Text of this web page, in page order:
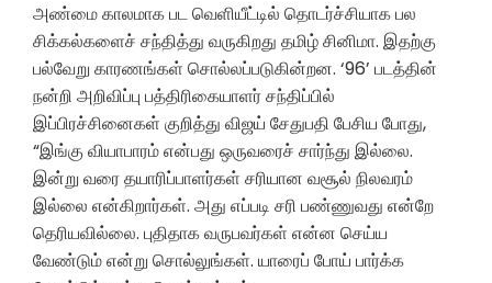
அண்மை காலமாக பட வெளியீட்டில் தொடர்ச்சியாக பல
சிக்கல்களைச் சந்தித்து வருகிறது தமிழ் சினிமா. இதற்கு
பல்வேறு காரணங்கள் சொல்லப்படுகின்றன. ‘96’ படத்தின்
நன்றி அறிவிப்பு பத்திரிகையாளர் சந்திப்பில்
இப்பிரச்சினைகள் குறித்து விஜய் சேதுபதி பேசிய போது,
“இங்கு வியாபாரம் என்பது ஒருவரைச் சார்ந்து இல்லை.
இன்று வரை தயாரிப்பாளர்கள் சரியான வசூல் நிலவரம்
இல்லை என்கிறார்கள். அது எப்படி சரி பண்ணுவது என்றே
தெரியவில்லை. புதிதாக வருபவர்கள் என்ன செய்ய
வேண்டும் என்று சொல்லுங்கள். யாரைப் போய் பார்க்க